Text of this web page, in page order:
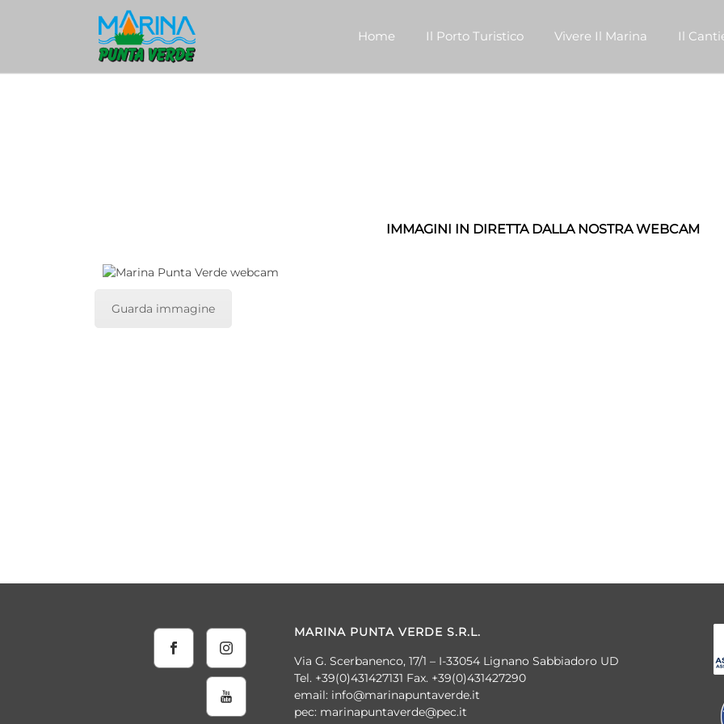
Home Il Porto Turistico Vivere Il Marina Il
IMMAGINI IN DIRETTA DALLA NOSTRA WEBCAM
Guarda immagine
MARINA PUNTA VERDE S.R.L.
Via G. Scerbanenco, 17/1 – I-33054 Lignano Sabbiadoro UD
Tel. +39(0)431427131 Fax. +39(0)431427290
email: info@marinapuntaverde.it
pec: marinapuntaverde@pec.it